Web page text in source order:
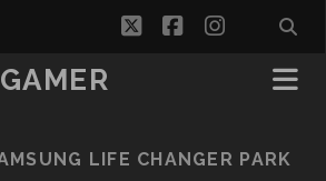
twitterfacebook
LIFE CHANGER PARK